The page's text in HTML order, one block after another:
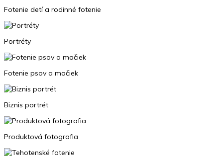
Fotenie detí a rodinné fotenie
Portréty
Fotenie psov a mačiek
Biznis portrét
Produktová fotografia